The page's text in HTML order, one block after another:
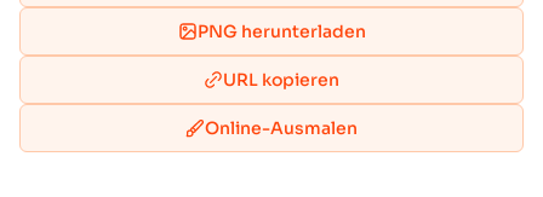
PNG herunterladen
URL kopieren
Online-Ausmalen